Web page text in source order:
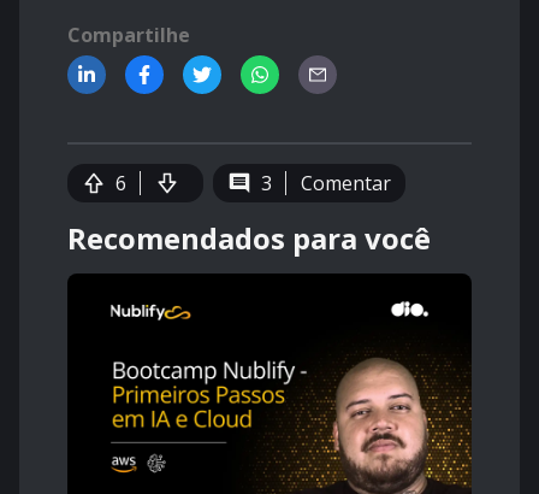
Compartilhe
6 3 Comentar
Recomendados para você